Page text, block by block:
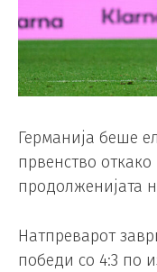
Германија беше
првенство
продолженијата
Натпреварот
победи со 4:3 по